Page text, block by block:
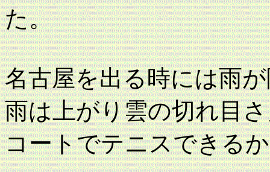
た。
名古屋を出る時には雨
雨は上がり雲の切れ目
コートでテニスできる